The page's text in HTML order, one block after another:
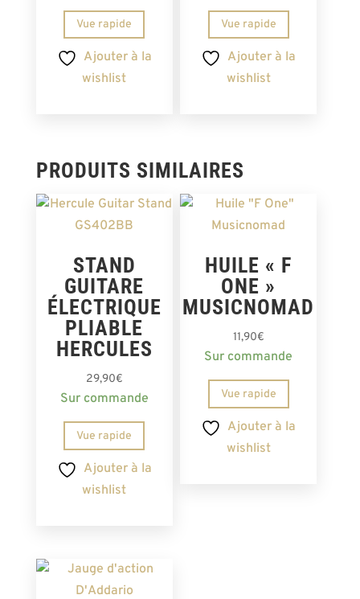
Vue rapide
Ajouter à la
wishlist
Vue rapide
Ajouter à la
wishlist
PRODUITS SIMILAIRES
STAND
GUITARE
ÉLECTRIQUE
PLIABLE
HERCULES
29,90€
Sur commande
Vue rapide
Ajouter à la
wishlist
HUILE « F
ONE »
MUSICNOMAD
11,90€
Sur commande
Vue rapide
Ajouter à la
wishlist